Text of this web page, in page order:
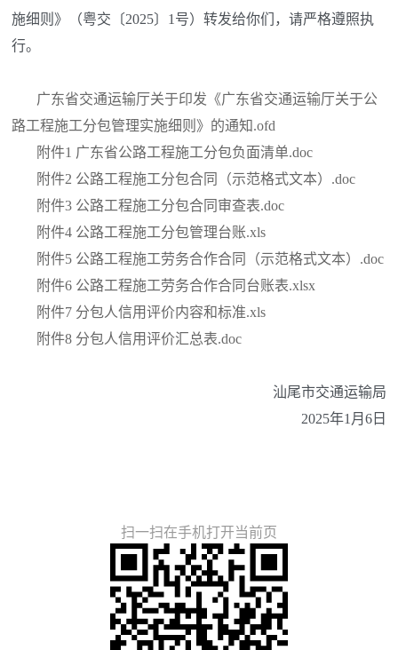
施细则》（粤交〔2025〕1号）转发给你们，请严格遵照执
行。
广东省交通运输厅关于印发《广东省交通运输厅关于公
路工程施工分包管理实施细则》的通知.ofd
附件1 广东省公路工程施工分包负面清单.doc
附件2 公路工程施工分包合同（示范格式文本）.doc
附件3 公路工程施工分包合同审查表.doc
附件4 公路工程施工分包管理台账.xls
附件5 公路工程施工劳务合作合同（示范格式文本）.doc
附件6 公路工程施工劳务合作合同台账表.xlsx
附件7 分包人信用评价内容和标准.xls
附件8 分包人信用评价汇总表.doc
汕尾市交通运输局
2025年1月6日
扫一扫在手机打开当前页